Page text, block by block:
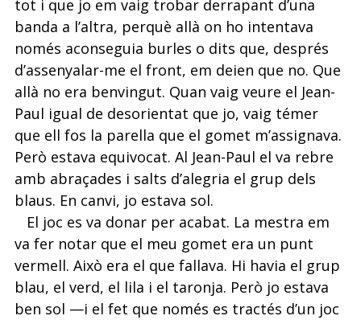
tot i que jo em vaig trobar derrapant d’una
banda a l’altra, perquè allà on ho intentava
només aconseguia burles o dits que, després
d’assenyalar-me el front, em deien que no. Que
allà no era benvingut. Quan vaig veure el Jean-
Paul igual de desorientat que jo, vaig témer
que ell fos la parella que el gomet m’assignava.
Però estava equivocat. Al Jean-Paul el va rebre
amb abraçades i salts d’alegria el grup dels
blaus. En canvi, jo estava sol.
El joc es va donar per acabat. La mestra em
va fer notar que el meu gomet era un punt
vermell. Això era el que fallava. Hi havia el grup
blau, el verd, el lila i el taronja. Però jo estava
ben sol —i el fet que només es tractés d’un joc